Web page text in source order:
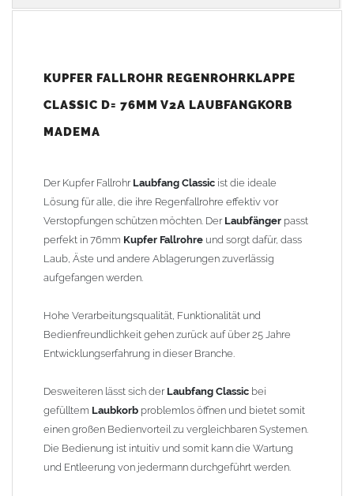
jedermann durchgeführt werden.
Lieferumfang enthalten. Der Vorteil gegenüber dem
in Dachrinnenist, dass derLaubfängerimFallrohrohne Leiter
erreichbar ist.
ProduktmerkmaleLaubfang Classic:
Material:Hochwertiges
Ideal für den Einsatz im Außenbereich.
Vielseitig einsetzbar:Ideal für den Einsatz in Gärten, auf
Dächern oder in anderen Bereichen, wo Regenwasser
Einfache Montage:DerLaubfanglässt sich unkompliziert
installieren und ist leicht zu reinigen, sodass Sie ihn bei
Bedarf schnell entleeren können.
zum Stecken- ohne Lötarbeiten nahtlos in dasFallrohr
einzufügen,keinezusätzlichen Reduzierungen oder
KUPFER FALLROHR REGENROHRKLAPPE
CLASSIC D= 76MM V2A LAUBFANGKORB
MADEMA
Der Kupfer Fallrohr Laubfang Classic ist die ideale
Lösung für alle, die ihre Regenfallrohre effektiv vor
Verstopfungen schützen möchten. Der Laubfänger passt
perfekt in 76mm Kupfer Fallrohre und sorgt dafür, dass
Laub, Äste und andere Ablagerungen zuverlässig
aufgefangen werden.
Hohe Verarbeitungsqualität, Funktionalität und
Bedienfreundlichkeit gehen zurück auf über 25 Jahre
Entwicklungserfahrung in dieser Branche.
Desweiteren lässt sich der Laubfang Classic bei
gefülltem Laubkorb problemlos öffnen und bietet somit
einen großen Bedienvorteil zu vergleichbaren Systemen.
Die Bedienung ist intuitiv und somit kann die Wartung
und Entleerung von jedermann durchgeführt werden.